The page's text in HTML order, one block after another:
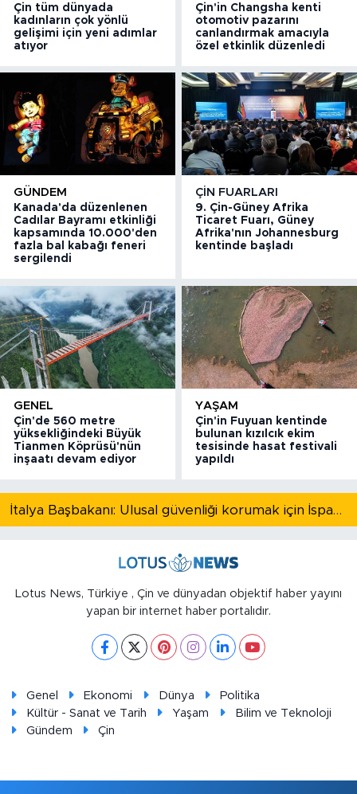
Çin tüm dünyada
kadınların çok yönlü
gelişimi için yeni adımlar
atıyor
Çin'in Changsha kenti
otomotiv pazarını
canlandırmak amacıyla
özel etkinlik düzenledi
GÜNDEM
Kanada'da düzenlenen
Cadılar Bayramı etkinliği
kapsamında 10.000'den
fazla bal kabağı feneri
sergilendi
ÇIN FUARLARI
9. Çin-Güney Afrika
Ticaret Fuarı, Güney
Afrika'nın Johannesburg
kentinde başladı
GENEL
Çin'de 560 metre
yüksekliğindeki Büyük
Tianmen Köprüsü'nün
inşaatı devam ediyor
YAŞAM
Çin'in Fuyuan kentinde
bulunan kızılcık ekim
tesisinde hasat festivali
yapıldı
İtalya Başbakanı: Ulusal güvenliği korumak için İspanya ile Schengen kapsamındaki serbest dolaşımı askıya alıyoruz
Lotus News, Türkiye , Çin ve dünyadan objektif haber yayını
yapan bir internet haber portalıdır.
Genel Ekonomi Dünya
Politika
Kültür - Sanat ve Tarih
Yaşam
Bilim ve Teknoloji
Gündem
Çin